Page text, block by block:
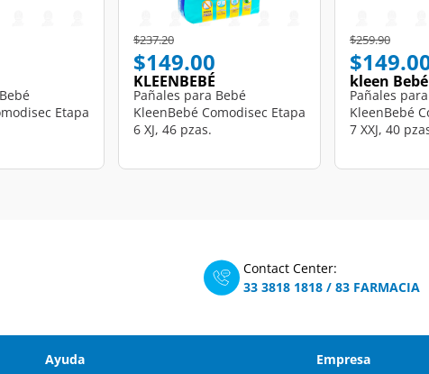
Etapa
Price reduced from
$237.20to
$149.00
KLEENBEBÉ
Pañales para Bebé
KleenBebé Comodisec Etapa
6 XJ, 46 pzas.
Price reduced
$259.90to
kleen Bebé
Pañales
KleenBebé
7 XXJ, 40
Contact Center:
33 3818 1818 / 83 FARMACIA
Ayuda Empresa